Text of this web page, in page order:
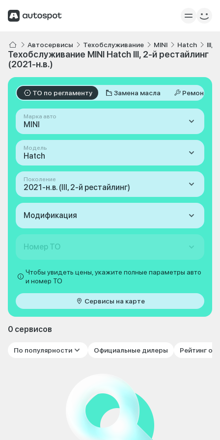
Автосервисы Техобслуживание MINI Hatch III,
Техобслуживание MINI Hatch III, 2-й рестайлинг
(2021-н.в.)
ТО по регламенту Замена масла Ремонт
Марка авто
MINI
Модель
Hatch
Поколение
2021-н.в. (III, 2-й рестайлинг)
Модификация
Номер ТО
Чтобы увидеть цены, укажите полные параметры авто
и номер ТО
Сервисы на карте
0 сервисов
По популярности Официальные дилеры Рейтинг